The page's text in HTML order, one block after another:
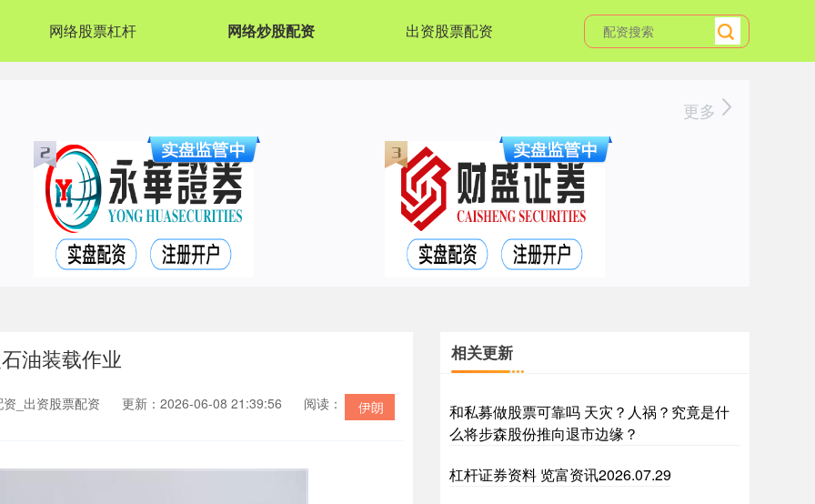
网络股票杠杆 网络炒股配资 出资股票配资
更多
油装载作业
伊朗
_出资股票配资 更新：2026-06-08 21:39:56 阅读：
相关更新
和私募做股票可靠吗 天灾？人祸？究竟是什
么将步森股份推向退市边缘？
杠杆证券资料 览富资讯2026.07.29